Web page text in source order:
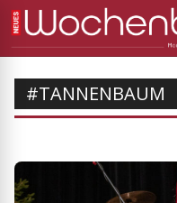
#TANNENBAUM